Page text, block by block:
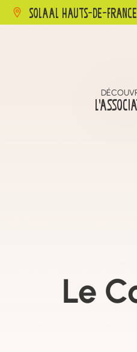
SOLAAL HAUTS-DE-FRANCE
Le